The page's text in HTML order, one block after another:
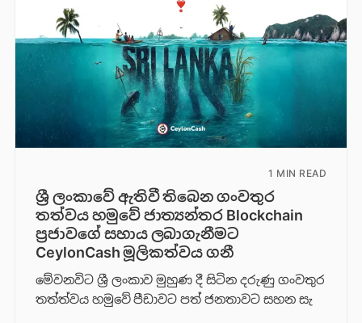
1 MIN READ
ශ්‍රී ලංකාවේ ඇතිවී තිබෙන ගංවතුර
තත්වය හමුවේ ජාත්‍යන්තර Blockchain
ප්‍රජාවගේ සහාය ලබාගැනීමට
CeylonCash මූලිකත්වය ග​නී
මේවනවිට ශ්‍රී ලංකාව මුහුණ දී සිටින දරුණු ගංවතුර
තත්ත්වය හමුවේ පීඩාවට පත් ජනතාවට සහන සැ